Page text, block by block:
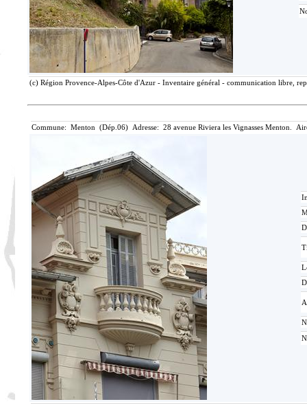
(c) Région Provence-Alpes-Côte d'Azur - Inventaire général - communication libre,
Commune: Menton (Dép.06) Adresse: 28 avenue Riviera les Vignasses Menton.